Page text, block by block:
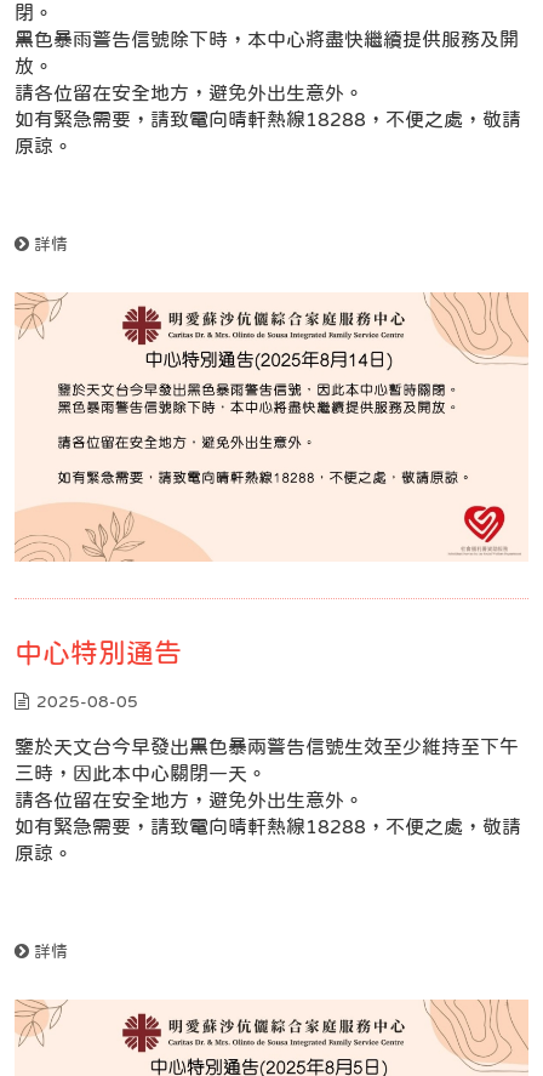
閉。
黑色暴雨警告信號除下時，本中心將盡快繼續提供服務及開
放。
請各位留在安全地方，避免外出生意外。
如有緊急需要，請致電向晴軒熱線18288，不便之處，敬請
原諒。
詳情
中心特別通告
2025-08-05
鑒於天文台今早發出黑色暴兩警告信號生效至少維持至下午
三時，因此本中心關閉一天。
請各位留在安全地方，避免外出生意外。
如有緊急需要，請致電向晴軒熱線18288，不便之處，敬請
原諒。
詳情